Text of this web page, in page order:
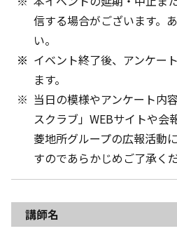
信する場合がございます。
い。
イベント終了後、アンケー
ます。
当日の模様やアンケート内
スクラブ」WEBサイトや会
菱地所グループの広報活動
すのであらかじめご了承く
講師名